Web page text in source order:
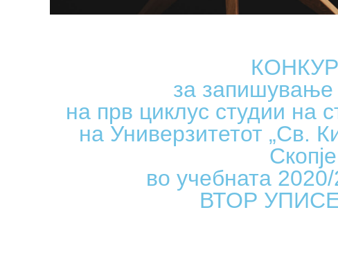
за запишување
на прв циклус студии на
на Универзитетот „Св.
Скопје
во учебната
ВТОР